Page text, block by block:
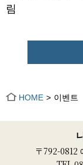
림
HOME 이벤트
〒792-0812